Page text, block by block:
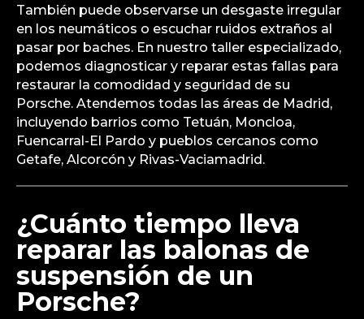
También puede observarse un desgaste irregular
en los neumáticos o escuchar ruidos extraños al
pasar por baches. En nuestro taller especializado,
podemos diagnosticar y reparar estas fallas para
restaurar la comodidad y seguridad de su
Porsche. Atendemos todas las áreas de Madrid,
incluyendo barrios como Tetuán, Moncloa,
Fuencarral-El Pardo y pueblos cercanos como
Getafe, Alcorcón y Rivas-Vaciamadrid.
¿Cuánto tiempo lleva
reparar las balonas de
suspensión de un
Porsche?